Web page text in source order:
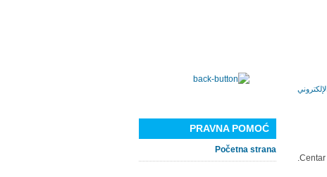
PRAVNA POMOĆ
Početna strana